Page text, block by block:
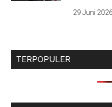
29 Juni 2026
TERPOPULER